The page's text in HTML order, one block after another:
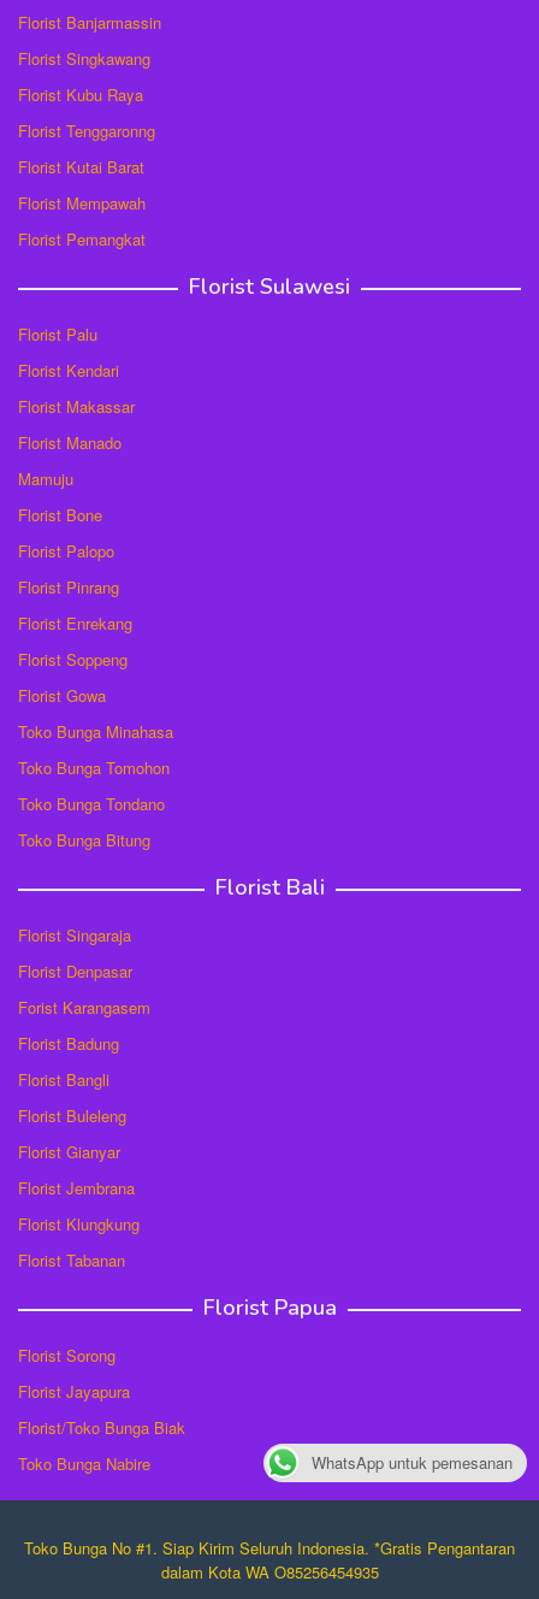
Florist Banjarmassin
Florist Singkawang
Florist Kubu Raya
Florist Tenggaronng
Florist Kutai Barat
Florist Mempawah
Florist Pemangkat
Florist Sulawesi
Florist Palu
Florist Kendari
Florist Makassar
Florist Manado
Mamuju
Florist Bone
Florist Palopo
Florist Pinrang
Florist Enrekang
Florist Soppeng
Florist Gowa
Toko Bunga Minahasa
Toko Bunga Tomohon
Toko Bunga Tondano
Toko Bunga Bitung
Florist Bali
Florist Singaraja
Florist Denpasar
Forist Karangasem
Florist Badung
Florist Bangli
Florist Buleleng
Florist Gianyar
Florist Jembrana
Florist Klungkung
Florist Tabanan
Florist Papua
Florist Sorong
Florist Jayapura
Florist/Toko Bunga Biak
Toko Bunga Nabire
Toko Bunga No #1. Siap Kirim Seluruh Indonesia. *Gratis Pengantaran
dalam Kota WA O85256454935
WhatsApp untuk pemesanan